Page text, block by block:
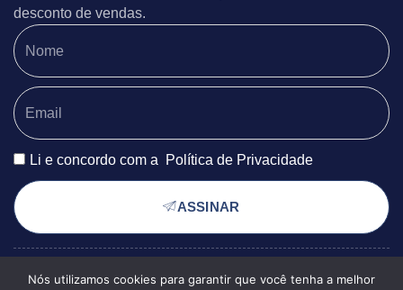
desconto de vendas.
Li e concordo com a Política de Privacidade
ASSINAR
POLÍTICA DE PRIVACIDADE
Nós utilizamos cookies para garantir que você tenha a melhor